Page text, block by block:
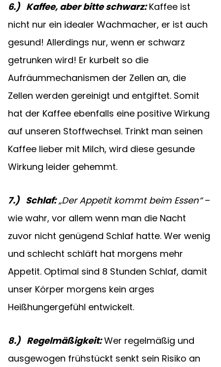
6.)   Kaffee, aber bitte schwarz: Kaffee ist
nicht nur ein idealer Wachmacher, er ist auch
gesund! Allerdings nur, wenn er schwarz
getrunken wird! Er kurbelt so die
Aufräummechanismen der Zellen an, die
Zellen werden gereinigt und entgiftet. Somit
hat der Kaffee ebenfalls eine positive Wirkung
auf unseren Stoffwechsel. Trinkt man seinen
Kaffee lieber mit Milch, wird diese gesunde
Wirkung leider gehemmt.
7.)   Schlaf: „Der Appetit kommt beim Essen“ –
wie wahr, vor allem wenn man die Nacht
zuvor nicht genügend Schlaf hatte. Wer wenig
und schlecht schläft hat morgens mehr
Appetit. Optimal sind 8 Stunden Schlaf, damit
unser Körper morgens kein arges
Heißhungergefühl entwickelt.
8.)   Regelmäßigkeit: Wer regelmäßig und
ausgewogen frühstückt senkt sein Risiko an